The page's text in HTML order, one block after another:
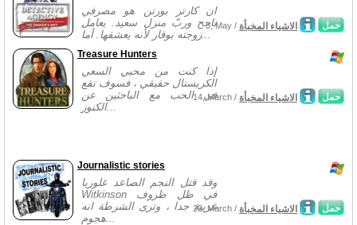
ان كارتر بورتن هو مصرفي
ناجح وربّ منزل سعيد. يعامل
زوجته بوقار لأنه يعشقها. أما...
حمل 5, May / الاشياء المخبأة
Treasure Hunters
إذا كنت من محبي السعي
الكريستال حقيقي ، فسوف تقع
في الحب مع الباحثين عن
الكنوز...
حمل 14, March / الاشياء المخبأة
Journalistic stories
وقد قتل النجم الصاعد غلوريا
Witkinson في ظل ظروف
غريبة جدا ، وترى الشرطة انه
هجوم...
حمل 23, March / الاشياء المخبأة